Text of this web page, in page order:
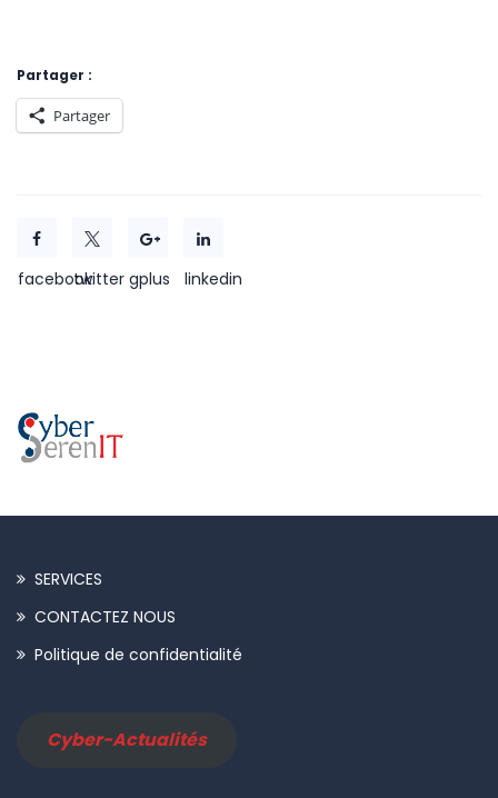
Partager :
Partager
facebooktwitter gplus linkedin
SERVICES
CONTACTEZ NOUS
Politique de confidentialité
Cyber-Actualités